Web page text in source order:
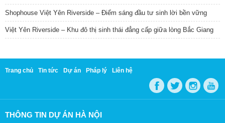
Shophouse Việt Yên Riverside – Điểm sáng đầu tư sinh lời bền vững
Việt Yên Riverside – Khu đô thị sinh thái đẳng cấp giữa lòng Bắc Giang
Trang chủ Tin tức Dự án Pháp lý Liên hệ
THÔNG TIN DỰ ÁN HÀ NỘI